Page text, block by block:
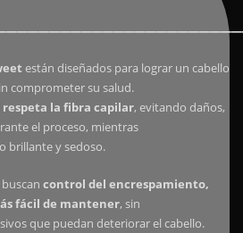
están diseñados para lograr un cabello
comprometer su salud.
respeta la fibra capilar, evitando daños,
el proceso, mientras
brillante y sedoso.
control del encrespamiento,
fácil de mantener, sin
que puedan deteriorar el cabello.